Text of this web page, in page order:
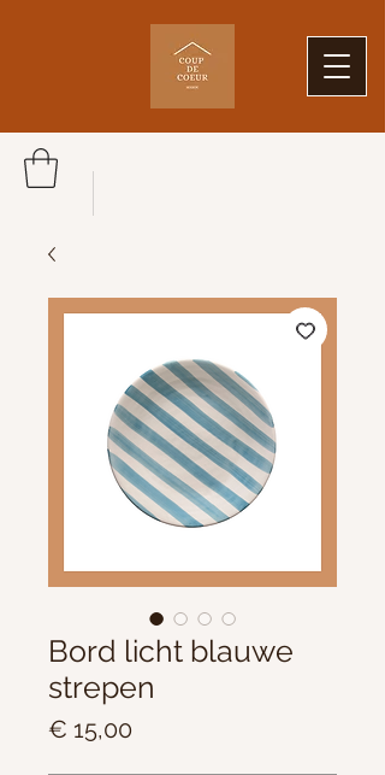
Bord licht blauwe
strepen
€ 15,00Prijs